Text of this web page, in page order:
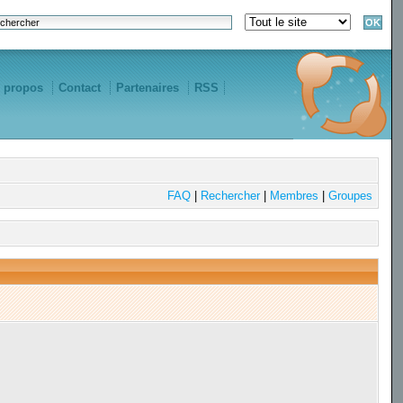
propos Contact Partenaires RSS
FAQ| Rechercher| Membres Groupes